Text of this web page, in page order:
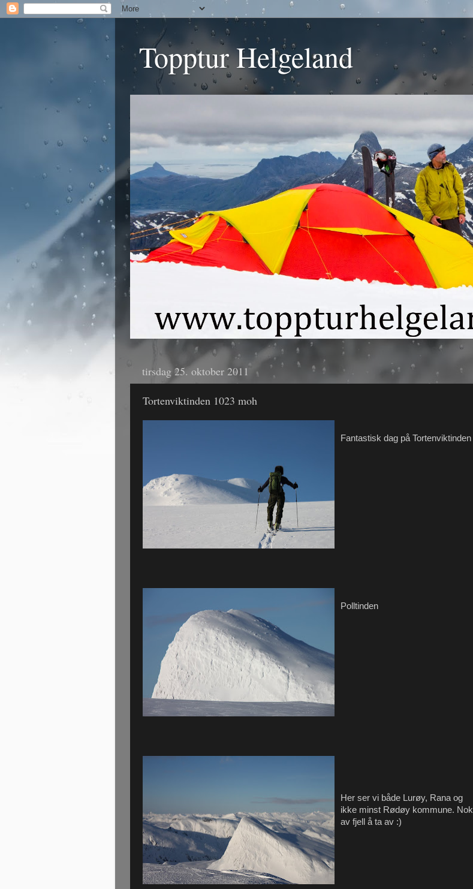
Topptur Helgeland
tirsdag 25. oktober 2011
Tortenviktinden 1023 moh
Fantastisk dag på Tortenviktinden
Polltinden
Her ser vi både Lurøy, Rana og
ikke minst Rødøy kommune. Nok
av fjell å ta av :)